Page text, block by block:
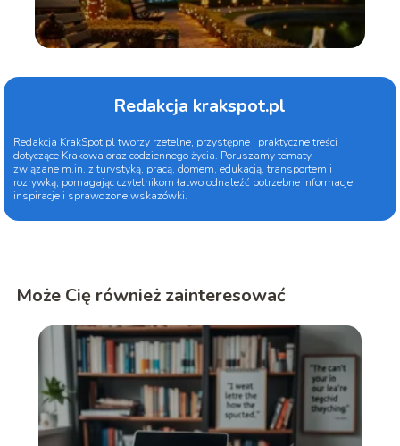
Redakcja krakspot.pl
Redakcja KrakSpot.pl tworzy rzetelne, przystępne i praktyczne treści
dotyczące Krakowa oraz codziennego życia. Poruszamy tematy
związane m.in. z turystyką, pracą, domem, edukacją, transportem i
rozrywką, pomagając czytelnikom łatwo odnaleźć potrzebne informacje,
inspiracje i sprawdzone wskazówki.
Może Cię również zainteresować